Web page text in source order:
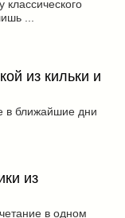
классического
...
из кильки и
в ближайшие дни
из
в одном